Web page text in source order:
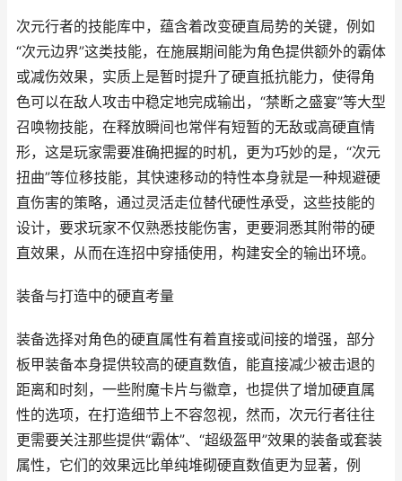
次元行者的技能库中，蕴含着改变硬直局势的关键，例如
“次元边界”这类技能，在施展期间能为角色提供额外的霸体
或减伤效果，实质上是暂时提升了硬直抵抗能力，使得角
色可以在敌人攻击中稳定地完成输出，“禁断之盛宴”等大型
召唤物技能，在释放瞬间也常伴有短暂的无敌或高硬直情
形，这是玩家需要准确把握的时机，更为巧妙的是，“次元
扭曲”等位移技能，其快速移动的特性本身就是一种规避硬
直伤害的策略，通过灵活走位替代硬性承受，这些技能的
设计，要求玩家不仅熟悉技能伤害，更要洞悉其附带的硬
直效果，从而在连招中穿插使用，构建安全的输出环境。
装备与打造中的硬直考量
装备选择对角色的硬直属性有着直接或间接的增强，部分
板甲装备本身提供较高的硬直数值，能直接减少被击退的
距离和时刻，一些附魔卡片与徽章，也提供了增加硬直属
性的选项，在打造细节上不容忽视，然而，次元行者往往
更需要关注那些提供“霸体”、“超级盔甲”效果的装备或套装
属性，它们的效果远比单纯堆砌硬直数值更为显著，例